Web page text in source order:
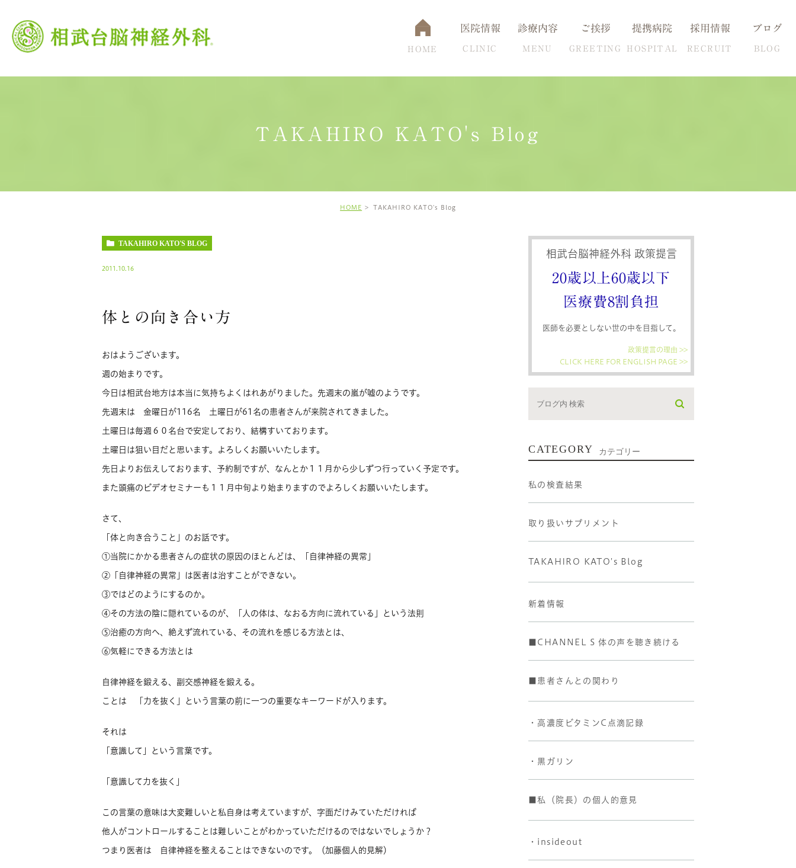
HOME
医院情報
CLINIC
交通アクセス 設備について
診療内容
MENU
認知症 脳ドック 頭痛克服の秘訣 高血圧の克服方法
ご挨拶
GREETING
提携病院
HOSPITAL
採用情報
RECRUIT
ブログ
BLOG
TAKAHIRO KATO's Blog
HOME TAKAHIRO KATO's Blog
TAKAHIRO KATO'S BLOG
2011.10.16
体との向き合い方
おはようございます。
週の始まりです。
今日は相武台地方は本当に気持ちよくはれあがりました。先週末の嵐が嘘のようです。
先週末は 金曜日が116名 土曜日が61名の患者さんが来院されてきました。
土曜日は毎週６０名台で安定しており、結構すいております。
土曜日は狙い目だと思います。よろしくお願いいたします。
先日よりお伝えしております、予約制ですが、なんとか１１月から少しずつ行っていく予定です。
また頭痛のビデオセミナーも１１月中旬より始まりますのでよろしくお願いいたします。
さて、
「体と向き合うこと」のお話です。
①当院にかかる患者さんの症状の原因のほとんどは、「自律神経の異常」
②「自律神経の異常」は医者は治すことができない。
③ではどのようにするのか。
④その方法の陰に隠れているのが、「人の体は、なおる方向に流れている」という法則
⑤治癒の方向へ、絶えず流れている、その流れを感じる方法とは、
⑥気軽にできる方法とは
自律神経を鍛える、副交感神経を鍛える。
ことは 「力を抜く」という言葉の前に一つの重要なキーワードが入ります。
それは
「意識して」という言葉です。
「意識して力を抜く」
この言葉の意味は大変難しいと私自身は考えていますが、字面だけみていただければ
他人がコントロールすることは難しいことがわかっていただけるのではないでしょうか？
つまり医者は 自律神経を整えることはできないのです。（加藤個人的見解）
相武台脳神経外科 政策提言
20歳以上60歳以下
医療費8割負担
医師を必要としない世の中を目指して。
政策提言の理由 >>
CLICK HERE FOR ENGLISH PAGE >>
CATEGORY カテゴリー
私の検査結果
取り扱いサプリメント
TAKAHIRO KATO's Blog
新着情報
■CHANNEL S 体の声を聴き続ける
■患者さんとの関わり
・高濃度ビタミンC点滴記録
・黒ガリン
■私（院長）の個人的意見
・insideout